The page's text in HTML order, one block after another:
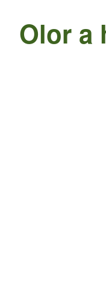
Olor a